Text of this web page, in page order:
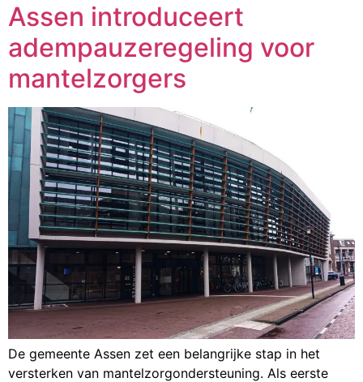
Assen introduceert
adempauzeregeling voor
mantelzorgers
De gemeente Assen zet een belangrijke stap in het
versterken van mantelzorgondersteuning. Als eerste